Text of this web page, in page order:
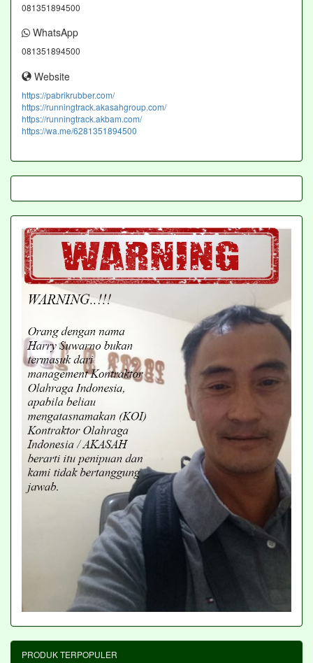
081351894500
WhatsApp
081351894500
Website
https://pabrikrubber.com/
https://runningtrack.akasahgroup.com/
https://runningtrack.akbam.com/
https://wa.me/6281351894500
PRODUK TERPOPULER